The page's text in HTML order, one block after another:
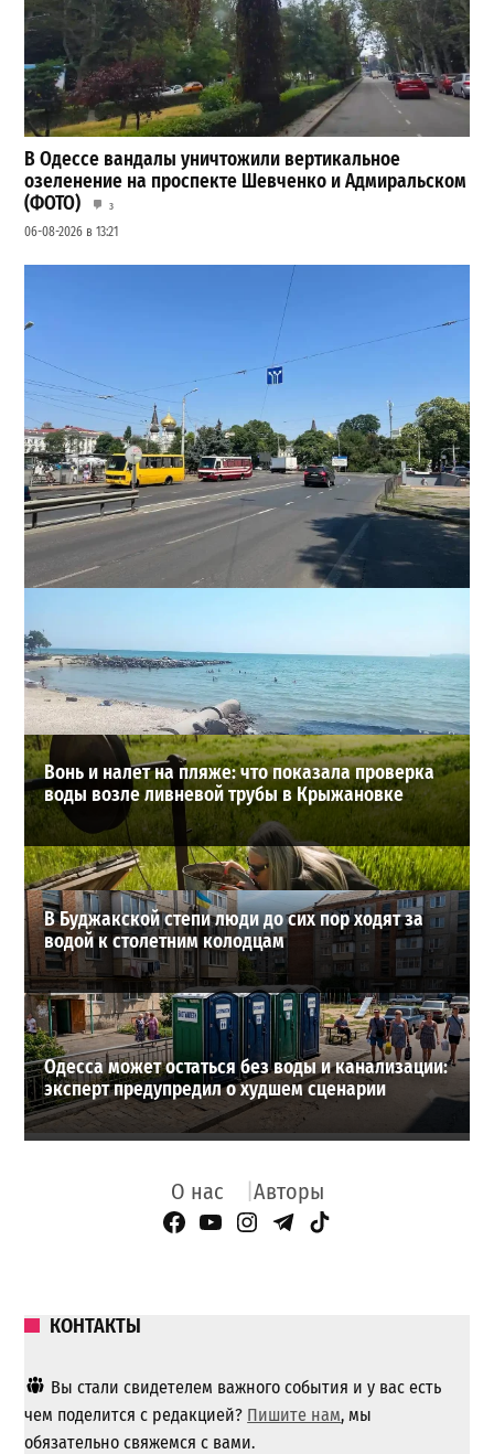
В Одессе вандалы уничтожили вертикальное
озеленение на проспекте Шевченко и Адмиральском
(ФОТО)
3
06-08-2026 в 13:21
движения: что важно знать водителям
08-08-2026 в 09:29
ВИБОР РЕДАКЦИИ
Вонь и налет на пляже: что показала проверка
воды возле ливневой трубы в Крыжановке
В Буджакской степи люди до сих пор ходят за
водой к столетним колодцам
Одесса может остаться без воды и канализации:
эксперт предупредил о худшем сценарии
О нас Авторы
Facebook Page
YouTube
Instagram
Telegram
TikTok
КОНТАКТЫ
Вы стали свидетелем важного события и у вас есть
чем поделится с редакцией? Пишите нам, мы
обязательно свяжемся с вами.